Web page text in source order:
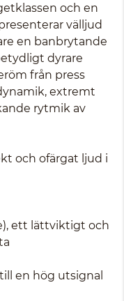
och en
välljud
en banbrytande
dyrare
från press
extremt
rytmik av
och ofärgat ljud i
ett lättviktigt och
en hög utsignal